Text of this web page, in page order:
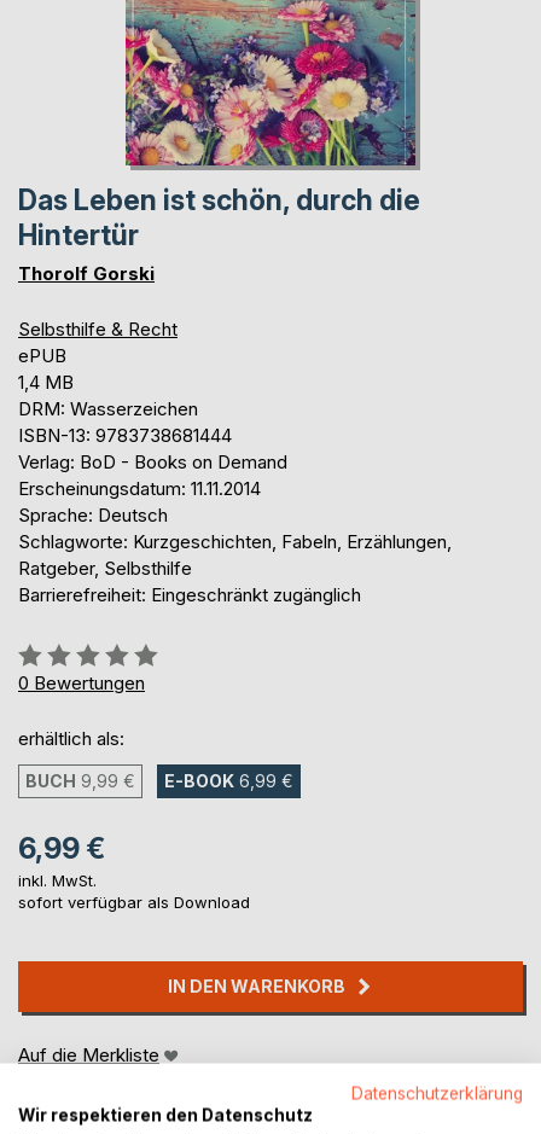
Das Leben ist schön, durch die
Hintertür
Thorolf Gorski
Selbsthilfe & Recht
ePUB
1,4 MB
DRM: Wasserzeichen
ISBN-13: 9783738681444
Verlag: BoD - Books on Demand
Erscheinungsdatum: 11.11.2014
Sprache: Deutsch
Schlagworte: Kurzgeschichten, Fabeln, Erzählungen,
Ratgeber, Selbsthilfe
Barrierefreiheit: Eingeschränkt zugänglich
Bewertung::
0%
0 Bewertungen
erhältlich als:
BUCH 9,99 € E-BOOK 6,99 €
6,99 €
inkl. MwSt.
sofort verfügbar als Download
IN DEN WARENKORB
Auf die Merkliste
Datenschutzerklärung
Wir respektieren den Datenschutz